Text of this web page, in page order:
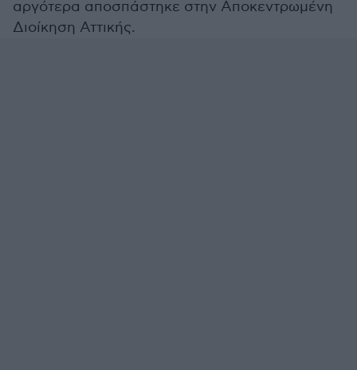
αργότερα αποσπάστηκε στην Αποκεντρωμένη
Διοίκηση Αττικής.